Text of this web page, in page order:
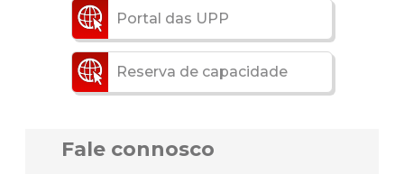
Portal das UPP
Reserva de capacidade
Fale connosco